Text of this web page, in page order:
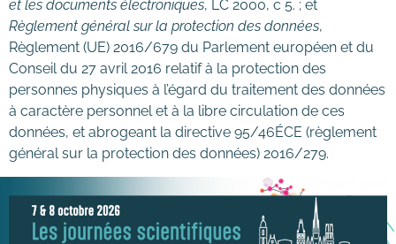
et les documents électroniques, LC 2000, c 5. ; et
Règlement général sur la protection des données,
Règlement (UE) 2016/679 du Parlement européen et du
Conseil du 27 avril 2016 relatif à la protection des
personnes physiques à l’égard du traitement des données
à caractère personnel et à la libre circulation de ces
données, et abrogeant la directive 95/46ÉCE (règlement
général sur la protection des données) 2016/279.